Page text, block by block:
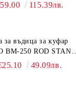
115.39лв.
за въдица за куфар
BM-250 ROD STAND
-Light Blue/Black color
49.09лв.